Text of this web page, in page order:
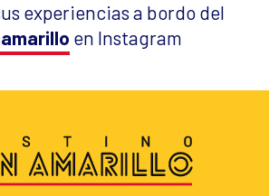
experiencias a bordo del
en Instagram